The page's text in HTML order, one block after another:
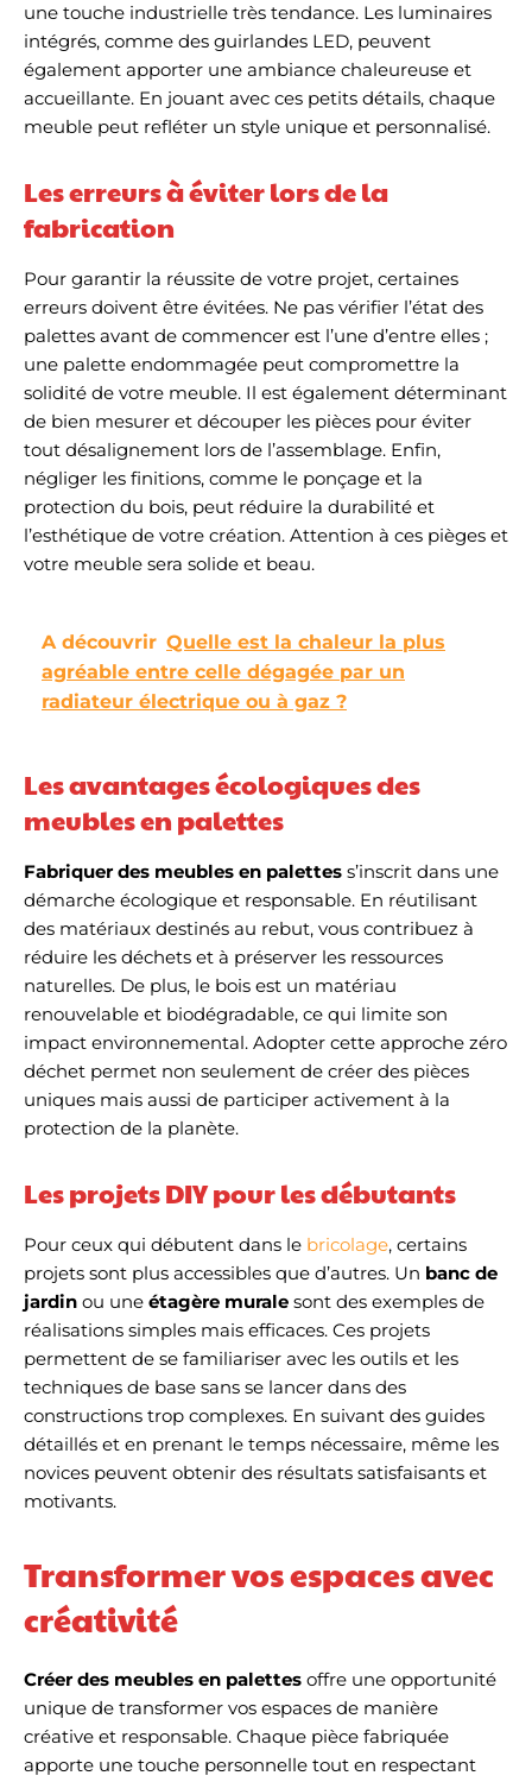
une touche industrielle très tendance. Les luminaires
intégrés, comme des guirlandes LED, peuvent
également apporter une ambiance chaleureuse et
accueillante. En jouant avec ces petits détails, chaque
meuble peut refléter un style unique et personnalisé.
Les erreurs à éviter lors de la
fabrication
Pour garantir la réussite de votre projet, certaines
erreurs doivent être évitées. Ne pas vérifier l’état des
palettes avant de commencer est l’une d’entre elles ;
une palette endommagée peut compromettre la
solidité de votre meuble. Il est également déterminant
de bien mesurer et découper les pièces pour éviter
tout désalignement lors de l’assemblage. Enfin,
négliger les finitions, comme le ponçage et la
protection du bois, peut réduire la durabilité et
l’esthétique de votre création. Attention à ces pièges et
votre meuble sera solide et beau.
A découvrir Quelle est la chaleur la plus
agréable entre celle dégagée par un
radiateur électrique ou à gaz ?
Les avantages écologiques des
meubles en palettes
Fabriquer des meubles en palettes s’inscrit dans une
démarche écologique et responsable. En réutilisant
des matériaux destinés au rebut, vous contribuez à
réduire les déchets et à préserver les ressources
naturelles. De plus, le bois est un matériau
renouvelable et biodégradable, ce qui limite son
impact environnemental. Adopter cette approche zéro
déchet permet non seulement de créer des pièces
uniques mais aussi de participer activement à la
protection de la planète.
Les projets DIY pour les débutants
Pour ceux qui débutent dans le bricolage, certains
projets sont plus accessibles que d’autres. Un banc de
jardin ou une étagère murale sont des exemples de
réalisations simples mais efficaces. Ces projets
permettent de se familiariser avec les outils et les
techniques de base sans se lancer dans des
constructions trop complexes. En suivant des guides
détaillés et en prenant le temps nécessaire, même les
novices peuvent obtenir des résultats satisfaisants et
motivants.
Transformer vos espaces avec
créativité
Créer des meubles en palettes offre une opportunité
unique de transformer vos espaces de manière
créative et responsable. Chaque pièce fabriquée
apporte une touche personnelle tout en respectant